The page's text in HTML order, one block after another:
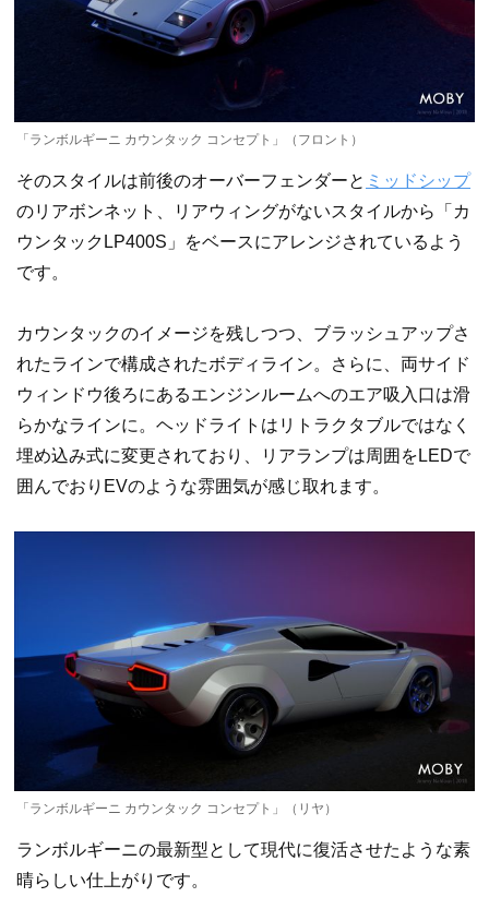
「ランボルギーニ カウンタック コンセプト」（フロント）
そのスタイルは前後のオーバーフェンダーと ミッドシップ
のリアボンネット、リアウィングがないスタイルから「カ
ウンタックLP400S」をベースにアレンジされているよう
です。
カウンタックのイメージを残しつつ、ブラッシュアップさ
れたラインで構成されたボディライン。さらに、両サイド
ウィンドウ後ろにあるエンジンルームへのエア吸入口は滑
らかなラインに。ヘッドライトはリトラクタブルではなく
埋め込み式に変更されており、リアランプは周囲をLEDで
囲んでおりEVのような雰囲気が感じ取れます。
「ランボルギーニ カウンタック コンセプト」（リヤ）
ランボルギーニの最新型として現代に復活させたような素
晴らしい仕上がりです。